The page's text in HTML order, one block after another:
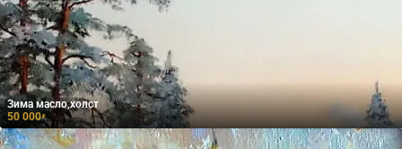
Зима масло,холст
50 000₽